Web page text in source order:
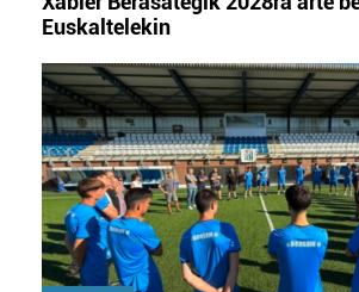
Euskaltelekin